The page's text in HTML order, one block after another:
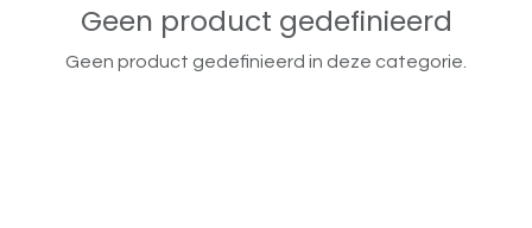
Geen product gedefinieerd
Geen product gedefinieerd in deze categorie.